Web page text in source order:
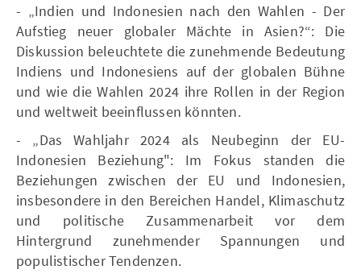
- „Indien und Indonesien nach den Wahlen - Der
Aufstieg neuer globaler Mächte in Asien?“: Die
Diskussion beleuchtete die zunehmende Bedeutung
Indiens und Indonesiens auf der globalen Bühne
und wie die Wahlen 2024 ihre Rollen in der Region
und weltweit beeinflussen könnten.
- „Das Wahljahr 2024 als Neubeginn der EU-
Indonesien Beziehung": Im Fokus standen die
Beziehungen zwischen der EU und Indonesien,
insbesondere in den Bereichen Handel, Klimaschutz
und politische Zusammenarbeit vor dem
Hintergrund zunehmender Spannungen und
populistischer Tendenzen.